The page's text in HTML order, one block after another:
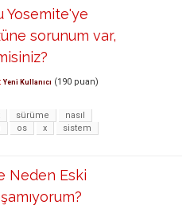
Yosemite'ye
sorunum var,
Yeni Kullanıcı (190 puan)
sürüme
nasıl
os x
sistem
Neden Eski